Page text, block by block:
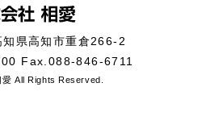
県高知市重倉266-2
Fax.088-846-6711
All Rights Reserved.